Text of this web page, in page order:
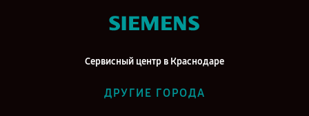
Сервисный центр в Краснодаре
ДРУГИЕ ГОРОДА